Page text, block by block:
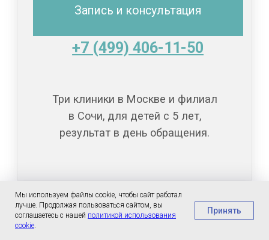
Мы используем файлы cookie, чтобы сайт работал
лучше. Продолжая пользоваться сайтом, вы
соглашаетесь с нашей политикой использования
cookie.
Принять